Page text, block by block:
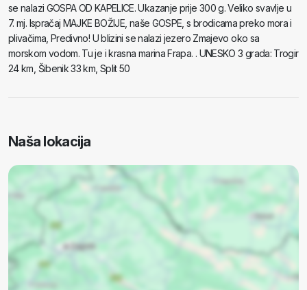
se nalazi GOSPA OD KAPELICE. Ukazanje prije 300 g. Veliko svavlje u
7. mj. Ispračaj MAJKE BOŽIJE, naše GOSPE, s brodicama preko mora i
plivačima, Predivno! U blizini se nalazi jezero Zmajevo oko sa
morskom vodom. Tu je i krasna marina Frapa. . UNESKO 3 grada: Trogir
24 km, Šibenik 33 km, Split 50
Naša lokacija